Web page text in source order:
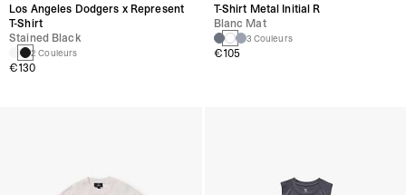
Los Angeles Dodgers x Represent
T-Shirt
Stained Black
2 Couleurs
€130
T-Shirt Metal Initial R
Blanc Mat
3 Couleurs
€105